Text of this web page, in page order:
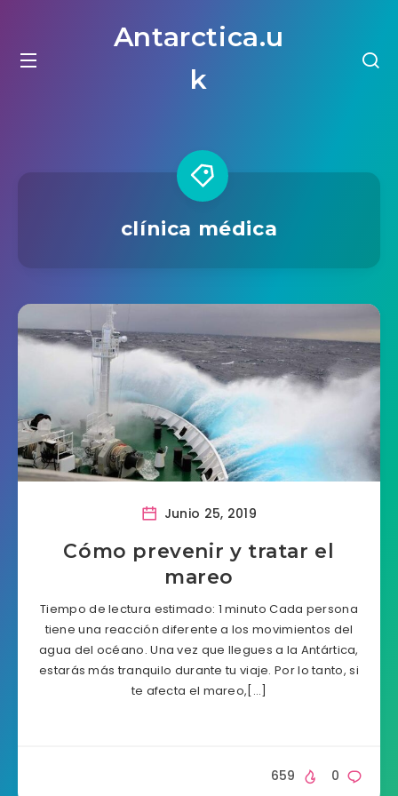
Antarctica.u
k
clínica médica
Junio 25, 2019
Cómo prevenir y tratar el
mareo
Tiempo de lectura estimado: 1 minuto Cada persona
tiene una reacción diferente a los movimientos del
agua del océano. Una vez que llegues a la Antártica,
estarás más tranquilo durante tu viaje. Por lo tanto, si
te afecta el mareo,[…]
0
659